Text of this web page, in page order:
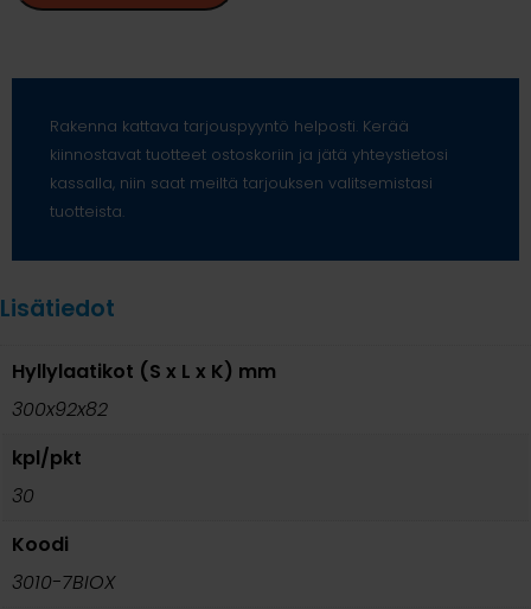
Rakenna kattava tarjouspyyntö helposti. Kerää
kiinnostavat tuotteet ostoskoriin ja jätä yhteystietosi
kassalla, niin saat meiltä tarjouksen valitsemistasi
tuotteista.
Lisätiedot
Hyllylaatikot (S x L x K) mm
300x92x82
kpl/pkt
30
Koodi
3010-7BIOX